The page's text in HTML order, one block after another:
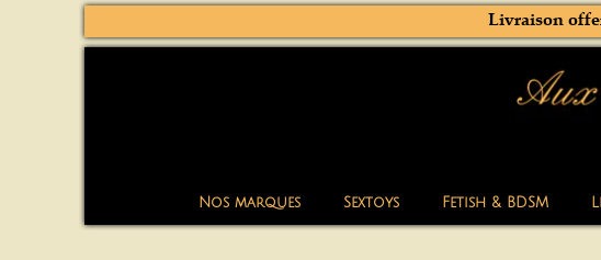
Nos marques Sextoys Fetish & BDSM
Livraison